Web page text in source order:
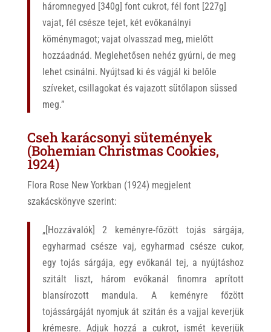
háromnegyed [340g] font cukrot, fél font [227g]
vajat, fél csésze tejet, két evőkanálnyi
köménymagot; vajat olvasszad meg, mielőtt
hozzáadnád. Meglehetősen nehéz gyúrni, de meg
lehet csinálni. Nyújtsad ki és vágjál ki belőle
szíveket, csillagokat és vajazott sütőlapon süssed
meg.”
Cseh karácsonyi sütemények
(Bohemian Christmas Cookies,
1924)
Flora Rose New Yorkban (1924) megjelent
szakácskönyve szerint:
„[Hozzávalók] 2 keményre-főzött tojás sárgája,
egyharmad csésze vaj, egyharmad csésze cukor,
egy tojás sárgája, egy evőkanál tej, a nyújtáshoz
szitált liszt, három evőkanál finomra aprított
blansírozott mandula. A keményre főzött
tojássárgáját nyomjuk át szitán és a vajjal keverjük
krémesre. Adjuk hozzá a cukrot, ismét keverjük